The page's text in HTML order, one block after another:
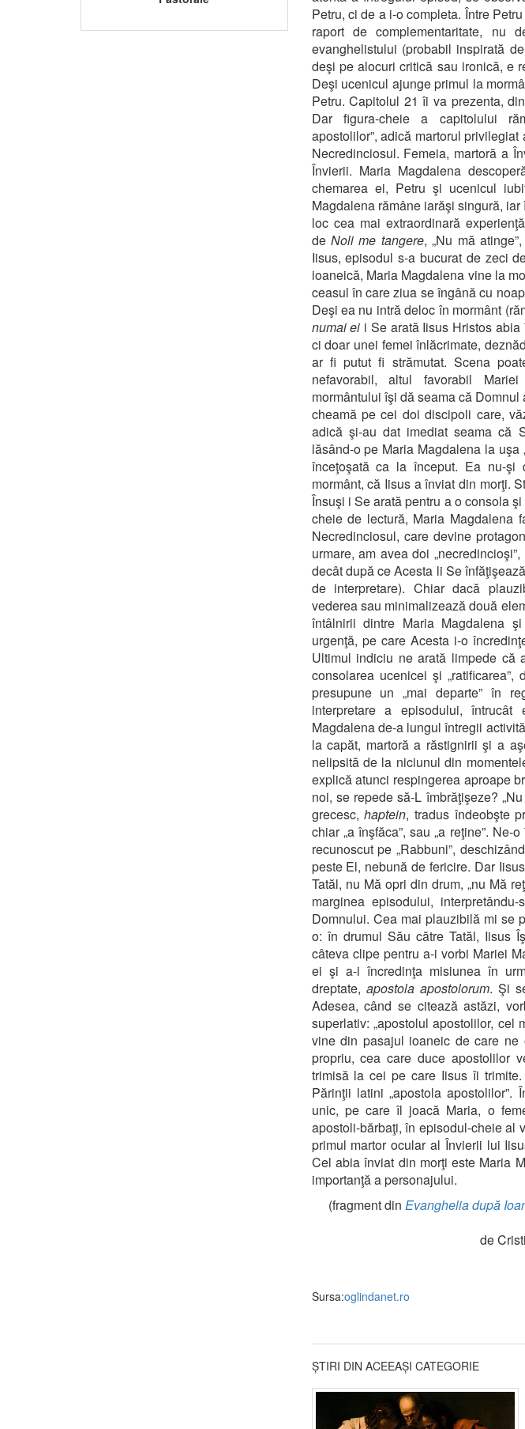
Petru, ci de a i-o completa. Între
raport de complementaritate, nu
evanghelistului (probabil inspirată
deşi pe alocuri critică sau ironică, e
Deşi ucenicul ajunge primul la
Petru. Capitolul 21 îi va prezenta,
Dar figura-cheie a capitolului
apostolilor”, adică martorul
Necredinciosul. Femeia, martoră a
Învierii. Maria Magdalena
chemarea ei, Petru şi ucenicul
Magdalena rămâne iarăşi singură,
loc cea mai extraordinară
de Noli me tangere, „Nu mă
Iisus, episodul s-a bucurat de zeci
ioaneică, Maria Magdalena vine la
ceasul în care ziua se îngână cu
Deşi ea nu intră deloc în mormânt
numai ei i Se arată Iisus Hristos
ci doar unei femei înlăcrimate,
ar fi putut fi strămutat. Scena
nefavorabil, altul favorabil
mormântului îşi dă seama că
cheamă pe cei doi discipoli care,
adică şi-au dat imediat seama că
lăsând-o pe Maria Magdalena la uşa
înceţoşată ca la început. Ea nu-
mormânt, că Iisus a înviat din morţi.
Însuşi i Se arată pentru a o consola
cheie de lectură, Maria Magdalena
Necredinciosul, care devine
urmare, am avea doi
decât după ce Acesta li Se
de interpretare). Chiar dacă
vederea sau minimalizează două
întâlnirii dintre Maria Magdalena
urgenţă, pe care Acesta i-o
Ultimul indiciu ne arată limpede că
consolarea ucenicei şi
presupune un „mai departe” în
interpretare a episodului,
Magdalena de-a lungul întregii
la capăt, martoră a răstignirii şi a
nelipsită de la niciunul din
explică atunci respingerea aproape
noi, se repede să-L îmbrăţişeze?
grecesc,haptein, tradus îndeobşte
chiar „a înşfăca”, sau „a reţine”.
recunoscut pe „Rabbuni”,
peste El, nebună de fericire. Dar
Tatăl, nu Mă opri din drum, „nu Mă
marginea episodului,
Domnului. Cea mai plauzibilă mi se
o: în drumul Său către Tatăl, Iisus
câteva clipe pentru a-i vorbi Mariei
ei şi a-i încredinţa misiunea în
dreptate, apostola apostolorum. Şi
Adesea, când se citează astăzi,
superlativ: „apostolul apostolilor, cel
vine din pasajul ioaneic de care ne
propriu, cea care duce apostolilor
trimisă la cei pe care Iisus îi
Părinţii latini „apostola
unic, pe care îl joacă Maria, o
apostoli-bărbaţi, în episodul-cheie al
primul martor ocular al Învierii lui
Cel abia înviat din morţi este Maria
importanţă a personajului.
(fragment din Evanghelia după
de
Sursa:oglindanet.ro
ȘTIRI DIN ACEEAȘI CATEGORIE